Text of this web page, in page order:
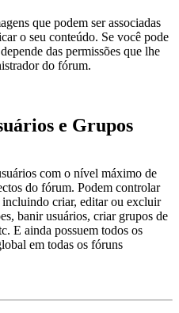
que podem ser associadas
o seu conteúdo. Se você pode
das permissões que lhe
do fórum.
e Grupos
com o nível máximo de
do fórum. Podem controlar
incluindo criar, editar ou excluir
banir usuários, criar grupos de
E ainda possuem todos os
em todas os fóruns